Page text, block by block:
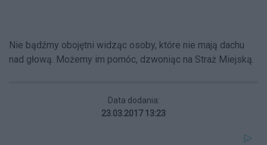
Nie bądźmy obojętni widząc osoby, które nie mają dachu
nad głową. Możemy im pomóc, dzwoniąc na Straż Miejską.
Data dodania:
23.03.2017 13:23